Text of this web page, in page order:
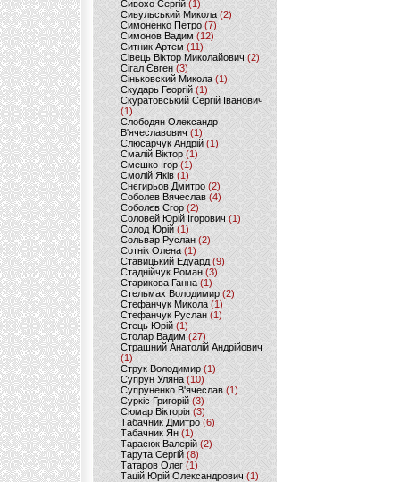
Сивохо Сергій(1)
Сивульський Микола(2)
Симоненко Петро(7)
Симонов Вадим (12)
Ситник Артем(11)
Сівець Віктор Миколайович(2)
Сігал Євген (3)
Сіньковский Микола(1)
Скударь Георгій (1)
Скуратовський Сергій Іванович
(1)
Слободян Олександр
В'ячеславович(1)
Слюсарчук Андрій(1)
Смалій Віктор (1)
Смешко Ігор (1)
Смолій Яків (1)
Снєгирьов Дмитро (2)
Соболев Вячеслав (4)
Соболєв Єгор(2)
Соловей Юрій Ігорович (1)
Солод Юрій (1)
Сольвар Руслан (2)
Сотнік Олена(1)
Ставицький Едуард (9)
Стаднійчук Роман(3)
Старикова Ганна (1)
Стельмах Володимир(2)
Стефанчук Микола (1)
Стефанчук Руслан (1)
Стець Юрій (1)
Столар Вадим(27)
Страшний Анатолій Андрійович
(1)
Струк Володимир (1)
Супрун Уляна (10)
Супруненко В'ячеслав (1)
Суркіс Григорій (3)
Сюмар Вікторія (3)
Табачник Дмитро (6)
Табачник Ян(1)
Тарасюк Валерій (2)
Тарута Сергій (8)
Татаров Олег(1)
Тацій Юрій Олександрович(1)